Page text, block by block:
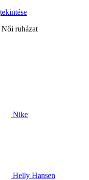
Női ruházat
Nike
Helly Hansen